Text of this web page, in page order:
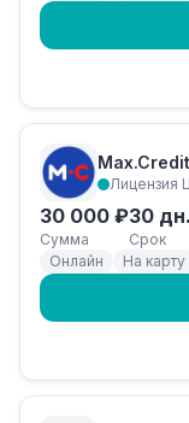
Max.Credit
Лицензия
30 000 ₽
Сумма
30 дн.
Срок
Онлайн
На карту